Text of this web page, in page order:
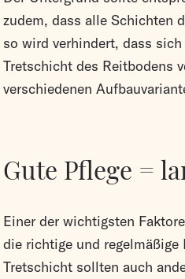
zudem, dass alle Schichten
so wird verhindert, dass
Tretschicht des Reitbodens
verschiedenen
Gute Pflege =
Einer der wichtigsten
die richtige und regelmäßige
Tretschicht sollten auch